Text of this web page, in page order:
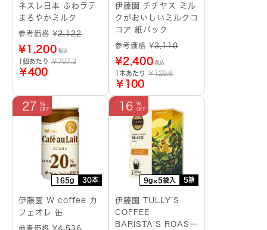
ネスレ日本 ふわラテ
まろやかミルク
参考価格 ¥2,122
¥1,200 税込
1個あたり ￥707.3
￥400
伊藤園 チチヤス ミル
クがおいしいミルクコ
コア 紙パック
参考価格 ¥3,110
¥2,400 税込
1本あたり ￥129.6
￥100
165g 30本
27
伊藤園 W coffee カ
フェオレ 缶
参考価格 ¥4,536
9g×5袋入 5箱
16
伊藤園 TULLY’S
COFFEE
BARISTA’S ROAST